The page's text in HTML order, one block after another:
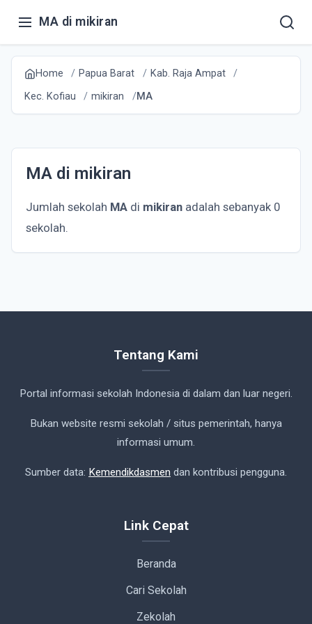
MA di mikiran
Home Papua Barat
Kab. Raja Ampat
Kec. Kofiau
mikiran MA
MA di mikiran
Jumlah sekolah MA di mikiran adalah sebanyak 0
sekolah.
Tentang Kami
Portal informasi sekolah Indonesia di dalam dan luar negeri.
Bukan website resmi sekolah / situs pemerintah, hanya
informasi umum.
Sumber data: Kemendikdasmen dan kontribusi pengguna.
Link Cepat
Beranda
Cari Sekolah
Zekolah